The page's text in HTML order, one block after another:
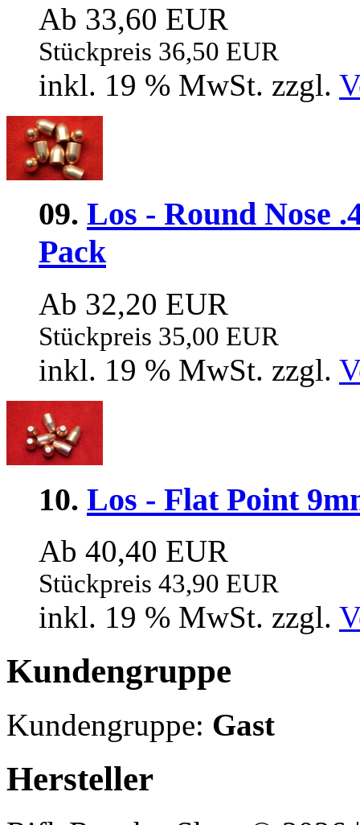
Ab 33,60 EUR
Stückpreis 36,50 EUR
inkl. 19 % MwSt. zzgl.
09. Los - Round Nose
Pack
Ab 32,20 EUR
Stückpreis 35,00 EUR
inkl. 19 % MwSt. zzgl.
10. Los - Flat Point
Ab 40,40 EUR
Stückpreis 43,90 EUR
inkl. 19 % MwSt. zzgl.
Kundengruppe
Kundengruppe: Gast
Hersteller